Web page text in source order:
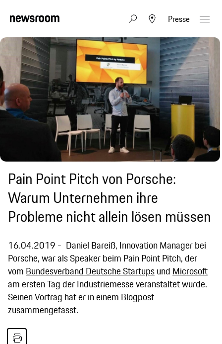
Presse
Pain Point Pitch von Porsche:
Warum Unternehmen ihre
Probleme nicht allein lösen müssen
16.04.2019
Daniel Bareiß, Innovation Manager bei
Porsche, war als Speaker beim Pain Point Pitch, der
vom Bundesverband Deutsche Startupsund Microsoft
am ersten Tag der Industriemesse veranstaltet wurde.
Seinen Vortrag hat er in einem Blogpost
zusammengefasst.